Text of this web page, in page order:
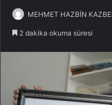
MEHMET HAZBİN
2 dakika okuma süresi